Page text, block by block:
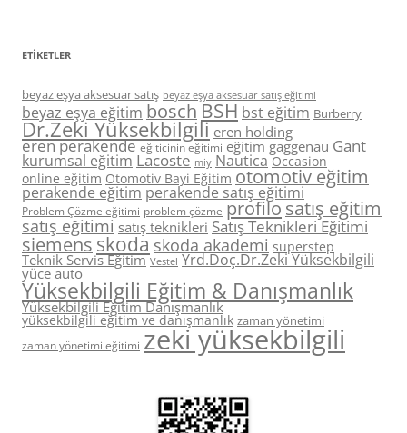
ETIKETLER
beyaz eşya aksesuar satış beyaz eşya aksesuar satış eğitimi
beyaz eşya eğitim boschBSH bst eğitim Burberry
Dr.Zeki Yüksekbilgili eren holding
eren perakende eğiticinin eğitimi eğitim gaggenau Gant
kurumsal eğitim Lacoste miy Nautica Occasion
online eğitim Otomotiv Bayi Eğitim otomotiv eğitim
perakende eğitim perakende satış eğitimi
Problem Çözme eğitimi problem çözme profilo satış eğitim
satış eğitimi satış teknikleri Satış Teknikleri Eğitimi
siemens skoda skoda akademi superstep
Teknik Servis Eğitim Vestel Yrd.Doç.Dr.Zeki Yüksekbilgili
yüce auto
Yüksekbilgili Eğitim & Danışmanlık
Yüksekbilgili Eğitim Danışmanlık
yüksekbilgili eğitim ve danışmanlık zaman yönetimi
zaman yönetimi eğitimi zeki yüksekbilgili